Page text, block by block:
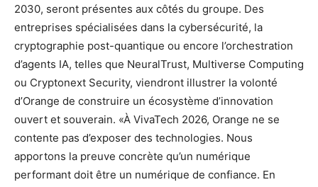
2030, seront présentes aux côtés du groupe. Des
entreprises spécialisées dans la cybersécurité, la
cryptographie post-quantique ou encore l’orchestration
d’agents IA, telles que NeuralTrust, Multiverse Computing
ou Cryptonext Security, viendront illustrer la volonté
d’Orange de construire un écosystème d’innovation
ouvert et souverain. «À VivaTech 2026, Orange ne se
contente pas d’exposer des technologies. Nous
apportons la preuve concrète qu’un numérique
performant doit être un numérique de confiance. En